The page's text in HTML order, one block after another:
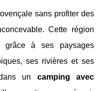
sans profiter des
Cette région
grâce à ses paysages
ses rivières et ses
un camping avec